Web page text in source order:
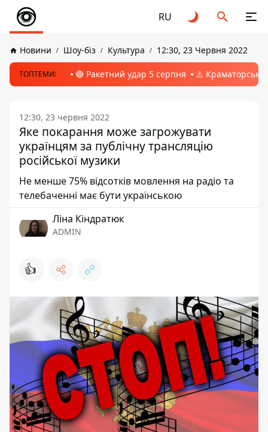
RU
Новини Шоу-біз Культура 12:30, 23 Червня 2022
ТОПТЕМИ: 🔴 Ракетний удар 5 серпня ⚠️ Краматорськ,
12:30, 23 червня 2022
Яке покарання може загрожувати
українцям за публічну трансляцію
російської музики
Не менше 75% відсотків мовлення на радіо та
телебаченні має бути українською
Ліна Кіндратюк
ADMIN
👍